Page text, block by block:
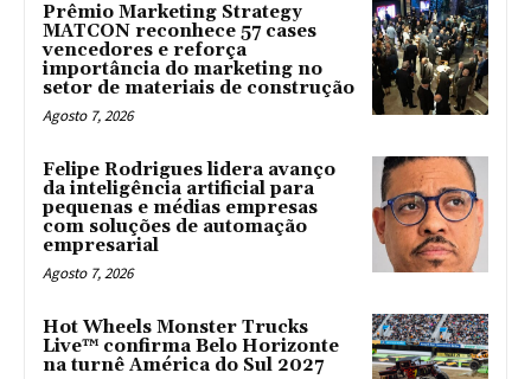
Prêmio Marketing Strategy
MATCON reconhece 57 cases
vencedores e reforça
importância do marketing no
setor de materiais de construção
Agosto 7, 2026
Felipe Rodrigues lidera avanço
da inteligência artificial para
pequenas e médias empresas
com soluções de automação
empresarial
Agosto 7, 2026
Hot Wheels Monster Trucks
Live™ confirma Belo Horizonte
na turnê América do Sul 2027